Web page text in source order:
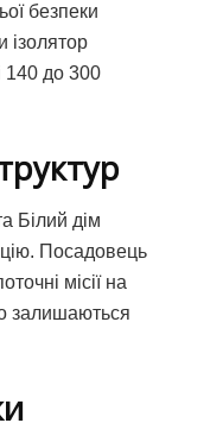
безпеки
ізолятор
140 до 300
Білий дім
Посадовець
місії на
залишаються